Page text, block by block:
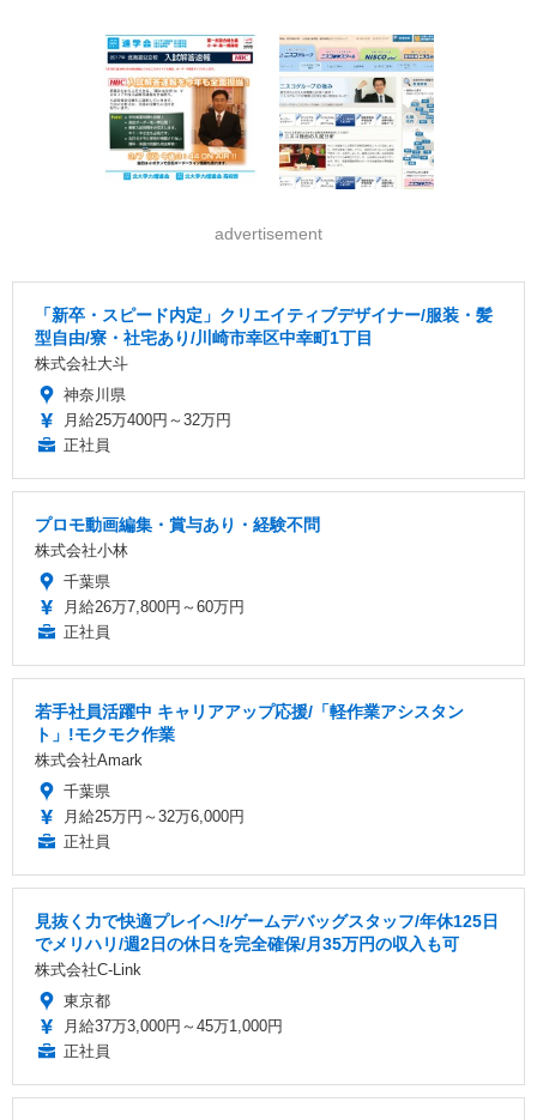
advertisement
「新卒・スピード内定」クリエイティブデザイナー/服装・髪
型自由/寮・社宅あり/川崎市幸区中幸町1丁目
株式会社大斗
神奈川県
月給25万400円～32万円
正社員
プロモ動画編集・賞与あり・経験不問
株式会社小林
千葉県
月給26万7,800円～60万円
正社員
若手社員活躍中 キャリアアップ応援/「軽作業アシスタン
ト」!モクモク作業
株式会社Amark
千葉県
月給25万円～32万6,000円
正社員
見抜く力で快適プレイへ!/ゲームデバッグスタッフ/年休125日
でメリハリ/週2日の休日を完全確保/月35万円の収入も可
株式会社C-Link
東京都
月給37万3,000円～45万1,000円
正社員